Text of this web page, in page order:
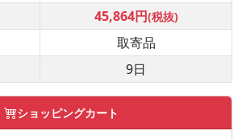
45,864円(税抜)
取寄品
9日
ショッピングカート